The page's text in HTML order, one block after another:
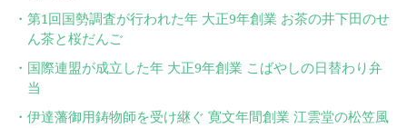
第1回国勢調査が行われた年 大正9年創業 お茶の井下田のせ
ん茶と桜だんご
国際連盟が成立した年 大正9年創業 こばやしの日替わり弁
当
伊達藩御用鋳物師を受け継ぐ 寛文年間創業 江雲堂の松笠風